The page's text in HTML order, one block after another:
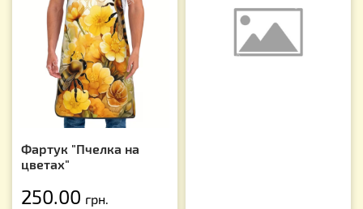
Фартук "Пчелка на
цветах"
250.00 грн.